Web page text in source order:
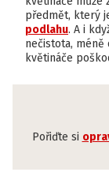
předmět, který
podlahu. A i
nečistota,
květináče
Pořiďte si